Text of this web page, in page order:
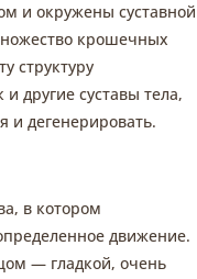
и окружены суставной
крошечных
структуру
другие суставы тела,
и дегенерировать.
в котором
движение.
— гладкой, очень